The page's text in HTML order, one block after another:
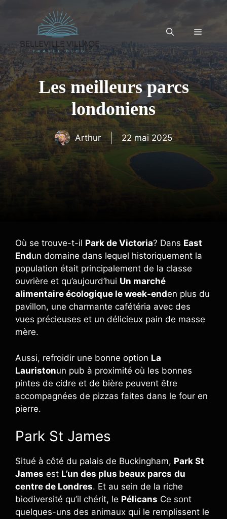
Menu
Les meilleurs parcs
londoniens
Arthur 22 mai 2025
Où se trouve-t-il Park de Victoria? Dans East
Endun domaine dans lequel historiquement la
population était principalement de la classe
ouvrière et qu’aujourd’hui Un marché
alimentaire écologique le week-enden plus du
pavillon, une charmante cafétéria avec des
vues précieuses et un délicieux pain de masse
mère.
Aussi, refroidir une bonne option La
Lauristonun pub à proximité où les bonnes
pintes de cidre et de bière peuvent être
accompagnées de pizzas faites dans le four en
pierre.
Park St James
Situé à côté du palais de Buckingham, Park St
James est L’un des plus beaux parcs du
centre de Londres. Et au sein de la riche
biodiversité qu’il chérit, le Pélicans Ce sont
quelques-uns des animaux qui le remplissent le